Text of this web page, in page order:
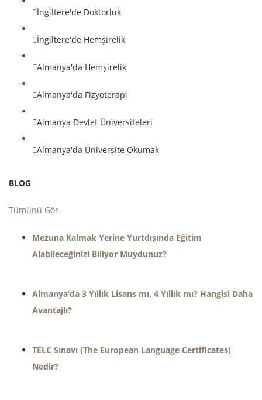
İngiltere'de Doktorluk
İngiltere'de Hemşirelik
Almanya'da Hemşirelik
Almanya'da Fizyoterapi
Almanya Devlet Üniversiteleri
Almanya'da Üniversite Okumak
BLOG
Tümünü Gör
Mezuna Kalmak Yerine Yurtdışında Eğitim
Alabileceğinizi Biliyor Muydunuz?
Almanya’da 3 Yıllık Lisans mı, 4 Yıllık mı? Hangisi Daha
Avantajlı?
TELC Sınavı (The European Language Certificates)
Nedir?